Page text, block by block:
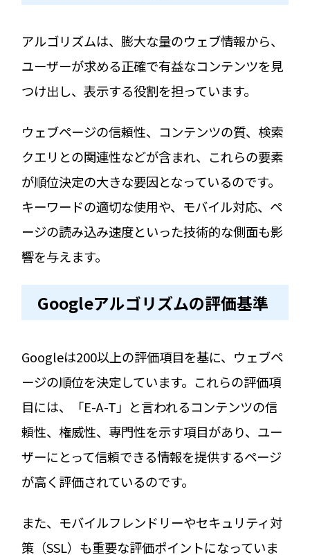
アルゴリズムは、膨大な量のウェブ情報から、
ユーザーが求める正確で有益なコンテンツを見
つけ出し、表示する役割を担っています。
ウェブページの信頼性、コンテンツの質、検索
クエリとの関連性などが含まれ、これらの要素
が順位決定の大きな要因となっているのです。
キーワードの適切な使用や、モバイル対応、ペ
ージの読み込み速度といった技術的な側面も影
響を与えます。
Googleアルゴリズムの評価基準
Googleは200以上の評価項目を基に、ウェブペ
ージの順位を決定しています。これらの評価項
目には、「E-A-T」と言われるコンテンツの信
頼性、権威性、専門性を示す項目があり、ユー
ザーにとって信頼できる情報を提供するページ
が高く評価されているのです。
また、モバイルフレンドリーやセキュリティ対
策（SSL）も重要な評価ポイントになっていま